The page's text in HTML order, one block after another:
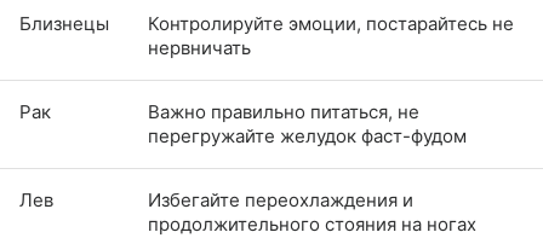
Близнецы
Контролируйте эмоции, постарайтесь не
нервничать
Рак
Важно правильно питаться, не
перегружайте желудок фаст-фудом
Лев
Избегайте переохлаждения и
продолжительного стояния на ногах